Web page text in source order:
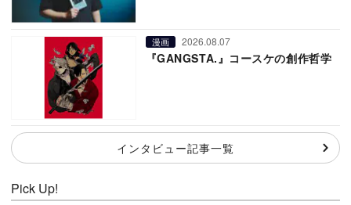
漫画 2026.08.07
『GANGSTA.』コースケの創作哲学
インタビュー記事一覧
Pick Up!